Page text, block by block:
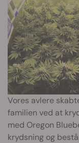
Vores avlere
familien ved at
med Oregon
krydsning og